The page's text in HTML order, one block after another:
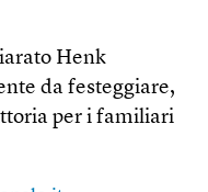
Henk
da festeggiare,
per i familiari